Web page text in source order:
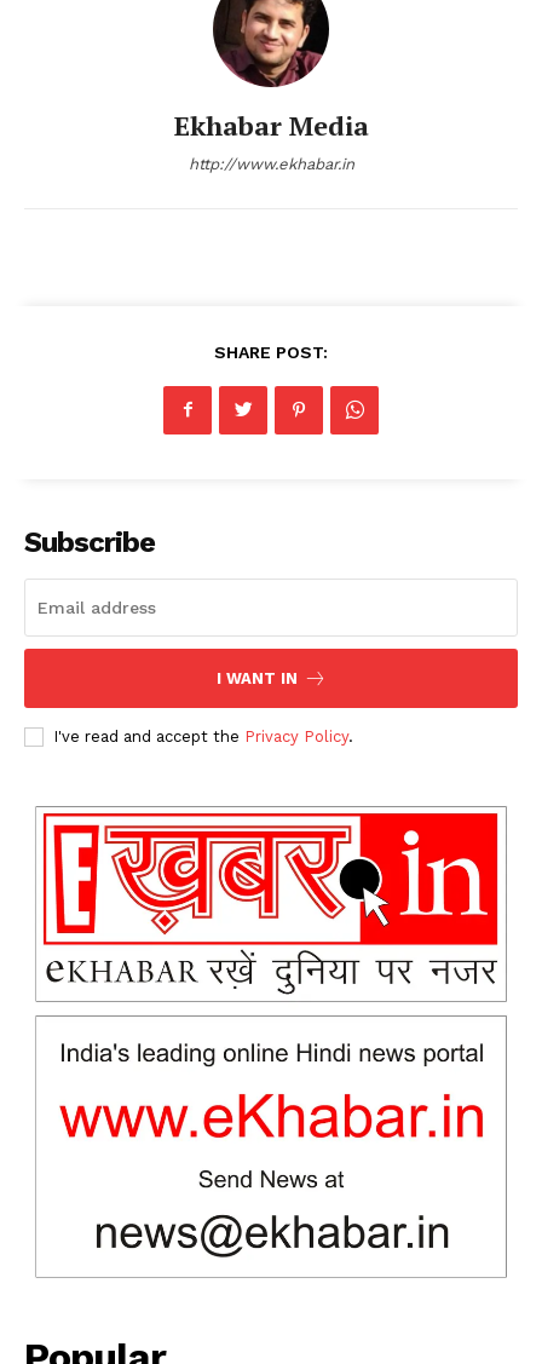
News Week
Ekhabar Media
http://www.ekhabar.in
SHARE POST:
Subscribe
I WANT IN
I've read and accept the Privacy Policy.